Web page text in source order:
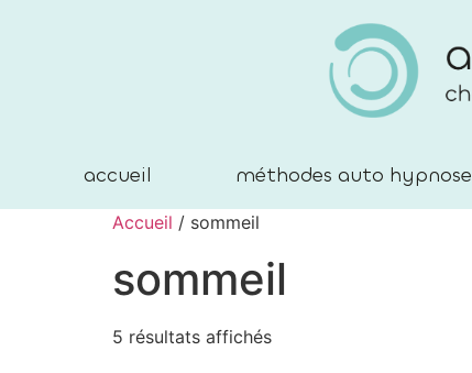
accueil méthodes auto hypnose
Accueil / sommeil
sommeil
5 résultats affichés